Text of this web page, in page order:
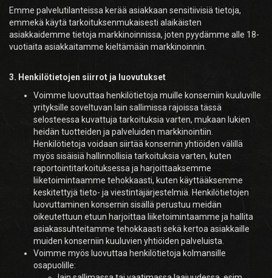
Emme palvelutilanteissa kerää asiakkaan sensitiivisiä tietoja,
emmekä käytä tarkoituksenmukaisesti alaikäisten
asiakkaidemme tietoja markkinoinnissa, joten pyydämme alle 18-
vuotiaita asiakkaitamme kieltämään markkinoinnin.
3. Henkilötietojen siirrot ja luovutukset
Voimme luovuttaa henkilötietoja muille konserniin kuuluville
yrityksille soveltuvan lain sallimissa rajoissa tässä
selosteessa kuvattuja tarkoituksia varten, mukaan lukien
heidän tuotteiden ja palveluiden markkinointiin.
Henkilötietoja voidaan siirtää konsernin yhtiöiden välillä
myös sisäisiä hallinnollisia tarkoituksia varten, kuten
raportointitarkoituksessa ja harjoittaaksemme
liiketoimintaamme tehokkaasti, kuten käyttääksemme
keskitettyjä tieto- ja viestintäjärjestelmiä. Henkilötietojen
luovuttaminen konsernin sisällä perustuu meidän
oikeutettuun etuun harjoittaa liiketoimintaamme ja hallita
asiakassuhteitamme tehokkaasti sekä kertoa asiakkaille
muiden konserniin kuuluvien yhtiöiden palveluista.
Voimme myös luovuttaa henkilötietoja kolmansille
osapuolille: